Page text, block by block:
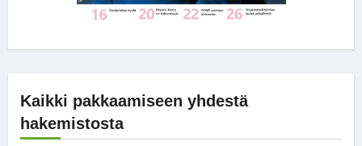
Kaikki pakkaamiseen yhdestä
hakemistosta